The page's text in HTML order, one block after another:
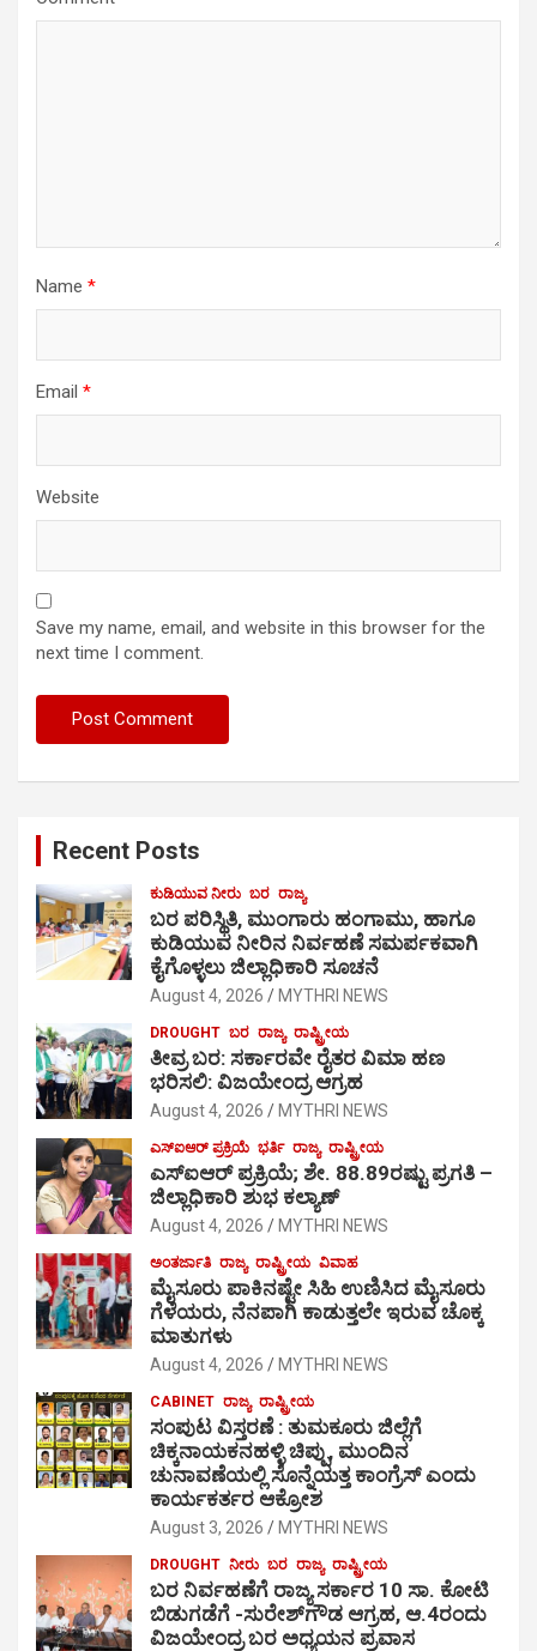
Name *
Email *
Website
Save my name, email, and website in this browser for the
next time I comment.
Recent Posts
ಕುಡಿಯುವ ನೀರು ಬರ ರಾಜ್ಯ
ಬರ ಪರಿಸ್ಥಿತಿ, ಮುಂಗಾರು ಹಂಗಾಮು, ಹಾಗೂ
ಕುಡಿಯುವ ನೀರಿನ ನಿರ್ವಹಣೆ ಸಮರ್ಪಕವಾಗಿ
ಕೈಗೊಳ್ಳಲು ಜಿಲ್ಲಾಧಿಕಾರಿ ಸೂಚನೆ
August 4, 2026 MYTHRI NEWS
DROUGHT ಬರ ರಾಜ್ಯ ರಾಷ್ಟ್ರೀಯ
ತೀವ್ರ ಬರ: ಸರ್ಕಾರವೇ ರೈತರ ವಿಮಾ ಹಣ
ಭರಿಸಲಿ: ವಿಜಯೇಂದ್ರ ಆಗ್ರಹ
August 4, 2026 MYTHRI NEWS
ಎಸ್‍ಐಆರ್ ಪ್ರಕ್ರಿಯೆ ಭರ್ತಿ ರಾಜ್ಯ ರಾಷ್ಟ್ರೀಯ
ಎಸ್‍ಐಆರ್ ಪ್ರಕ್ರಿಯೆ; ಶೇ. 88.89ರಷ್ಟು ಪ್ರಗತಿ –
ಜಿಲ್ಲಾಧಿಕಾರಿ ಶುಭ ಕಲ್ಯಾಣ್
August 4, 2026 MYTHRI NEWS
ಅಂತರ್ಜಾತಿ ರಾಜ್ಯ ರಾಷ್ಟ್ರೀಯ ವಿವಾಹ
ಮೈಸೂರು ಪಾಕಿನಷ್ಟೇ ಸಿಹಿ ಉಣಿಸಿದ ಮೈಸೂರು
ಗೆಳೆಯರು, ನೆನಪಾಗಿ ಕಾಡುತ್ತಲೇ ಇರುವ ಚೊಕ್ಕ
ಮಾತುಗಳು
August 4, 2026 MYTHRI NEWS
CABINET ರಾಜ್ಯ ರಾಷ್ಟ್ರೀಯ
ಸಂಪುಟ ವಿಸ್ತರಣೆ : ತುಮಕೂರು ಜಿಲ್ಲೆಗೆ
ಚಿಕ್ಕನಾಯಕನಹಳ್ಳಿ ಚಿಪ್ಪು, ಮುಂದಿನ
ಚುನಾವಣೆಯಲ್ಲಿ ಸೊನ್ನೆಯತ್ತ ಕಾಂಗ್ರೆಸ್ ಎಂದು
ಕಾರ್ಯಕರ್ತರ ಆಕ್ರೋಶ
August 3, 2026 MYTHRI NEWS
DROUGHT ನೀರು ಬರ ರಾಜ್ಯ ರಾಷ್ಟ್ರೀಯ
ಬರ ನಿರ್ವಹಣೆಗೆ ರಾಜ್ಯ ಸರ್ಕಾರ 10 ಸಾ. ಕೋಟಿ
ಬಿಡುಗಡೆಗೆ -ಸುರೇಶ್‍ಗೌಡ ಆಗ್ರಹ, ಆ.4ರಂದು
ವಿಜಯೇಂದ್ರ ಬರ ಅಧ್ಯಯನ ಪ್ರವಾಸ